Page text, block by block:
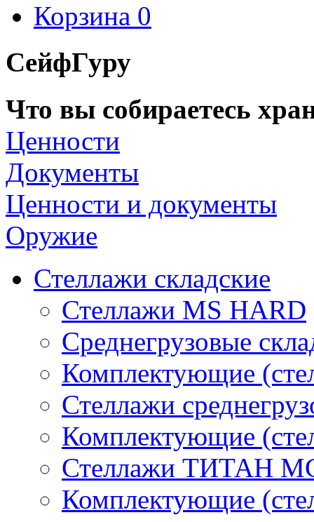
Корзина 0
СейфГуру
Что вы собираетесь
Ценности
Документы
Ценности и документы
Оружие
Стеллажи складские
Стеллажи MS HARD
Среднегрузовые
Комплектующие
Стеллажи
Комплектующие
Стеллажи ТИТАН
Комплектующие